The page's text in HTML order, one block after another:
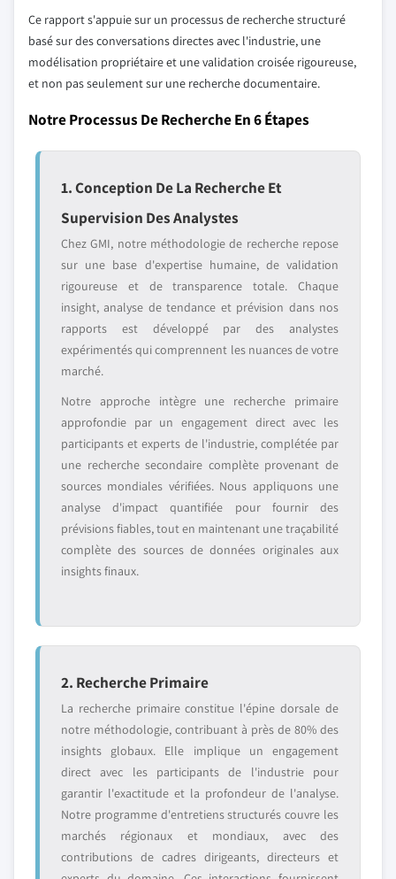
Ce rapport s'appuie sur un processus de recherche structuré
basé sur des conversations directes avec l'industrie, une
modélisation propriétaire et une validation croisée rigoureuse,
et non pas seulement sur une recherche documentaire.
Notre Processus De Recherche En 6 Étapes
1. Conception De La Recherche Et
Supervision Des Analystes
Chez GMI, notre méthodologie de recherche repose
sur une base d'expertise humaine, de validation
rigoureuse et de transparence totale. Chaque
insight, analyse de tendance et prévision dans nos
rapports est développé par des analystes
expérimentés qui comprennent les nuances de votre
marché.
Notre approche intègre une recherche primaire
approfondie par un engagement direct avec les
participants et experts de l'industrie, complétée par
une recherche secondaire complète provenant de
sources mondiales vérifiées. Nous appliquons une
analyse d'impact quantifiée pour fournir des
prévisions fiables, tout en maintenant une traçabilité
complète des sources de données originales aux
insights finaux.
2. Recherche Primaire
La recherche primaire constitue l'épine dorsale de
notre méthodologie, contribuant à près de 80% des
insights globaux. Elle implique un engagement
direct avec les participants de l'industrie pour
garantir l'exactitude et la profondeur de l'analyse.
Notre programme d'entretiens structurés couvre les
marchés régionaux et mondiaux, avec des
contributions de cadres dirigeants, directeurs et